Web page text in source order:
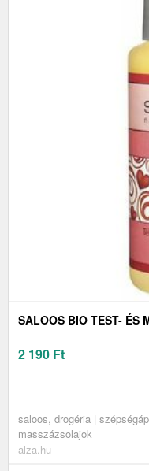
SALOOS BIO TEST- ÉS
2 190 Ft
saloos, drogéria |
masszázsolajok
alza.hu